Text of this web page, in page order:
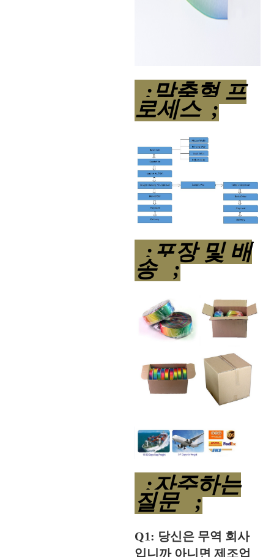
;맞춤형 프
로세스 ;
;포장 및 배
송 ;
;자주하는
질문 ;
Q1: 당신은 무역 회사
입니까 아니면 제조업